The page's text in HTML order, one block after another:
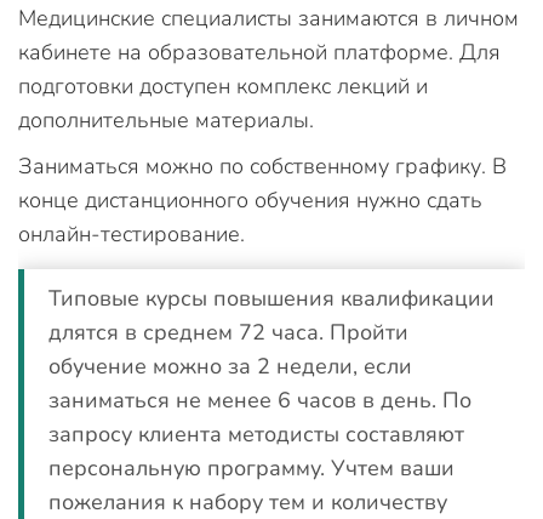
Медицинские специалисты занимаются в личном
кабинете на образовательной платформе. Для
подготовки доступен комплекс лекций и
дополнительные материалы.
Заниматься можно по собственному графику. В
конце дистанционного обучения нужно сдать
онлайн-тестирование.
Типовые курсы повышения квалификации
длятся в среднем 72 часа. Пройти
обучение можно за 2 недели, если
заниматься не менее 6 часов в день. По
запросу клиента методисты составляют
персональную программу. Учтем ваши
пожелания к набору тем и количеству